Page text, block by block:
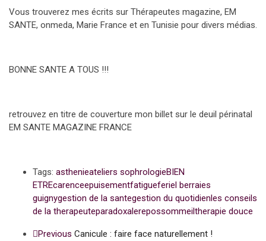
Vous trouverez mes écrits sur Thérapeutes magazine, EM
SANTE, onmeda, Marie France et en Tunisie pour divers médias.
BONNE SANTE A TOUS !!!
retrouvez en titre de couverture mon billet sur le deuil périnatal
EM SANTE MAGAZINE FRANCE
Tags: asthenieateliers sophrologieBIEN
ETREcarenceepuisementfatigueferiel berraies
guignygestion de la santegestion du quotidienles conseils
de la therapeuteparadoxalerepossommeiltherapie douce
Previous Canicule : faire face naturellement !